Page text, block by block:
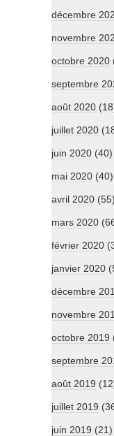
décembre
novembre
octobre 2020
septembre
août 2020
juillet 2020
juin 2020 (40)
mai 2020 (40)
avril 2020 (55)
mars 2020
février 2020
janvier 2020
décembre
novembre
octobre 2019
septembre
août 2019
juillet 2019
juin 2019 (21)